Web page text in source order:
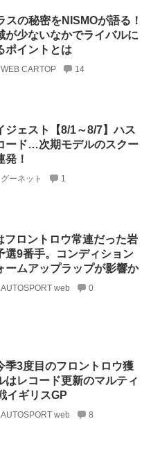
スの秘密をNISMOが語る！
少ないなかでライバルに
ポイントとは
WEB CARTOP 14
ジェスト【8/1～8/7】ハス
ード…次期モデルのスクー
発！
グーネット 1
フロントロウ常連だった岩
選9番手。コンディション
ームアップラップが影響か
AUTOSPORT web 0
季3度目のフロントロウ獲
はレコード更新のマルティ
イギリスGP
AUTOSPORT web 8